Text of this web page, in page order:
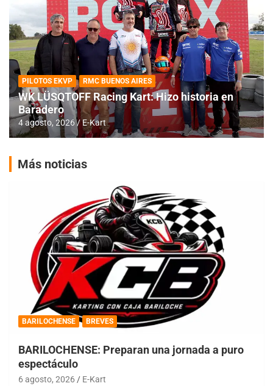
PILOTOS EKVP RMC BUENOS AIRES
WK LÜSQTOFF Racing Kart: Hizo historia en
Baradero
4 agosto, 2026 E-Kart
Más noticias
BARILOCHENSE BREVES
BARILOCHENSE: Preparan una jornada a puro
espectáculo
6 agosto, 2026 E-Kart